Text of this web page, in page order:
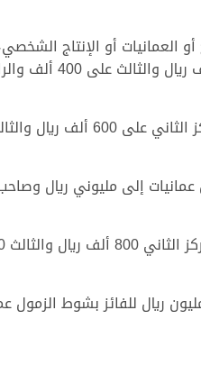
العمانيات أو الإنتاج
ريال للفائز بشوط الزمول